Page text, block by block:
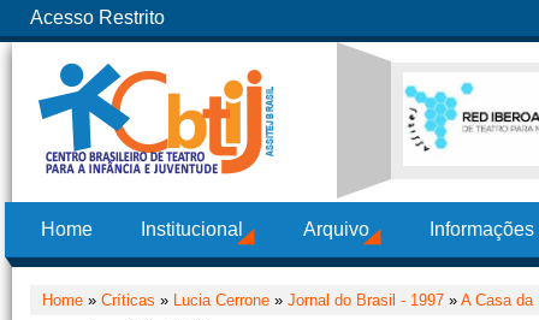
Acesso Restrito
Home Institucional Arquivo
Home » Críticas » Lucia Cerrone » Jornal do Brasil - 1997 » A Casa da